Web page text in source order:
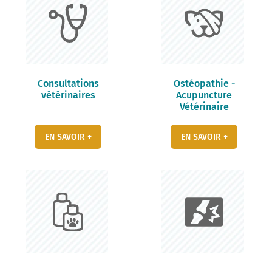
Consultations
vétérinaires
EN SAVOIR +
Ostéopathie -
Acupuncture
Vétérinaire
EN SAVOIR +